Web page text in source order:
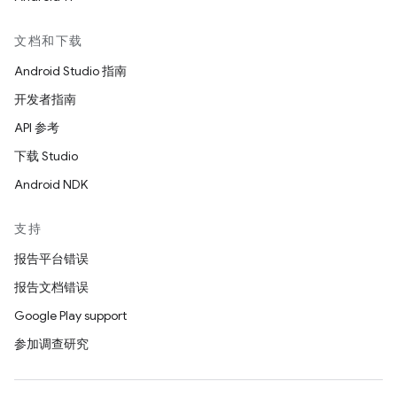
文档和下载
Android Studio 指南
开发者指南
API 参考
下载 Studio
Android NDK
支持
报告平台错误
报告文档错误
Google Play support
参加调查研究